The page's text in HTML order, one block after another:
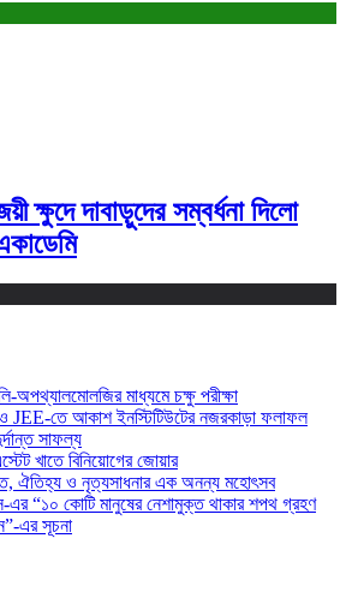
ক্ষুদে দাবাড়ুদের সম্বর্ধনা দিলো
অপথ্যালমোলজির মাধ্যমে চক্ষু পরীক্ষা
তে আকাশ ইনস্টিটিউটের নজরকাড়া ফলাফল
সাফল্য
খাতে বিনিয়োগের জোয়ার
ঐতিহ্য ও নৃত্যসাধনার এক অনন্য মহোৎসব
এর “১০ কোটি মানুষের নেশামুক্ত থাকার শপথ গ্রহণ
এর সূচনা